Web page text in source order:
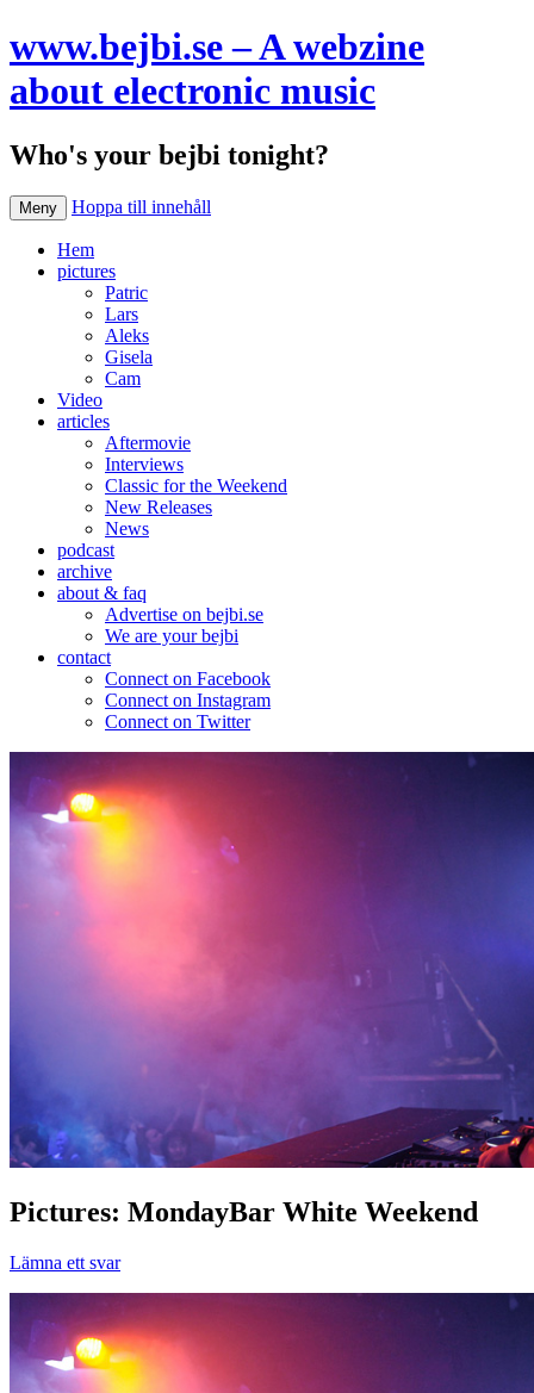
www.bejbi.se – A webzine
about electronic music
Who's your bejbi tonight?
Meny Hoppa till innehåll
Hem
pictures
Patric
Lars
Aleks
Gisela
Cam
Video
articles
Aftermovie
Interviews
Classic for the Weekend
New Releases
News
podcast
archive
about & faq
Advertise on bejbi.se
We are your bejbi
contact
Connect on Facebook
Connect on Instagram
Connect on Twitter
Pictures: MondayBar White Weekend
Lämna ett svar